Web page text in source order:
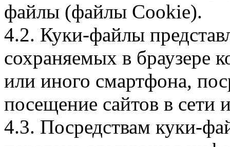
файлы (файлы Cookie).
4.2. Куки-файлы
сохраняемых в браузере
или иного смартфона,
посещение сайтов в сети
4.3. Посредствам куки-